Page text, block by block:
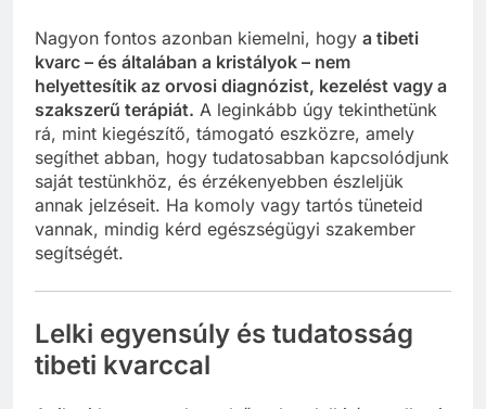
Nagyon fontos azonban kiemelni, hogy a tibeti
kvarc – és általában a kristályok – nem
helyettesítik az orvosi diagnózist, kezelést vagy a
szakszerű terápiát. A leginkább úgy tekinthetünk
rá, mint kiegészítő, támogató eszközre, amely
segíthet abban, hogy tudatosabban kapcsolódjunk
saját testünkhöz, és érzékenyebben észleljük
annak jelzéseit. Ha komoly vagy tartós tüneteid
vannak, mindig kérd egészségügyi szakember
segítségét.
Lelki egyensúly és tudatosság
tibeti kvarccal